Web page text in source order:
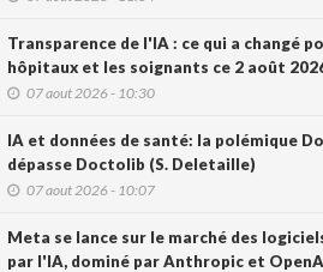
Transparence de l'IA : ce qui a changé
hôpitaux et les soignants ce 2 août
07 aout 2026 - 10:30
IA et données de santé: la polémique
dépasse Doctolib (S. Deletaille)
07 aout 2026 - 10:07
Meta se lance sur le marché des
par l'IA, dominé par Anthropic et